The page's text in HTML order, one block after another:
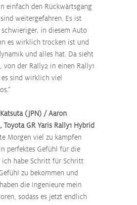
einfach den Rückwärtsgang
weitergefahren. Es ist
in diesem Auto
es wirklich trocken ist und
und alles hat. Da sieht
von der Rally2 in einen Rally1
sind wirklich viel
(JPN) / Aaron
Toyota GR Yaris Rally1 Hybrid
Morgen viel zu kämpfen
perfektes Gefühl für die
ich habe Schritt für Schritt
zu bekommen und
die Ingenieure mein
sodass es jetzt endlich